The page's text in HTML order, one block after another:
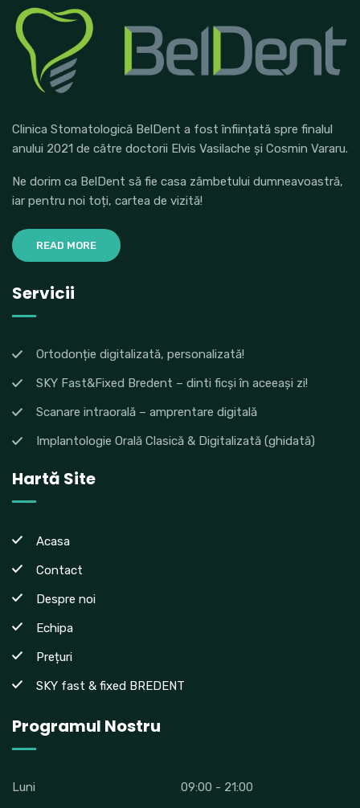
Clinica Stomatologică BelDent a fost înființată spre finalul
anului 2021 de către doctorii Elvis Vasilache și Cosmin Vararu.
Ne dorim ca BelDent să fie casa zâmbetului dumneavoastră,
iar pentru noi toți, cartea de vizită!
READ MORE
Servicii
Ortodonție digitalizată, personalizată!
SKY Fast&Fixed Bredent – dinti ficși în aceeași zi!
Scanare intraorală – amprentare digitală
Implantologie Orală Clasică & Digitalizată (ghidată)
Hartă Site
Acasa
Contact
Despre noi
Echipa
Prețuri
SKY fast & fixed BREDENT
Programul Nostru
Luni 09:00 - 21:00